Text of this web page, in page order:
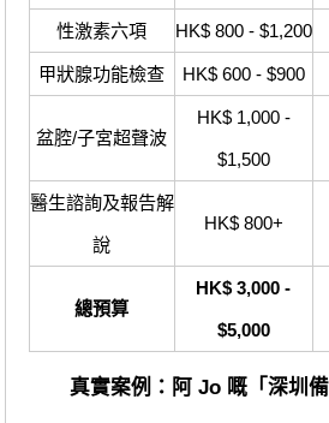
性激素六項 HK$ 800 - $1,200
甲狀腺功能檢查 HK$ 600 - $900
盆腔/子宮超聲波
HK$ 1,000 -
$1,500
醫生諮詢及報告解
說
HK$ 800+
總預算
HK$ 3,000 -
$5,000
真實案例：阿 Jo 嘅「深圳